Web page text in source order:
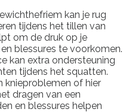
kan je rug
tijdens het tillen van
om de druk op je
blessures te voorkomen.
kan extra ondersteuning
tijdens het squatten.
knieproblemen of hier
dragen van een
en blessures helpen